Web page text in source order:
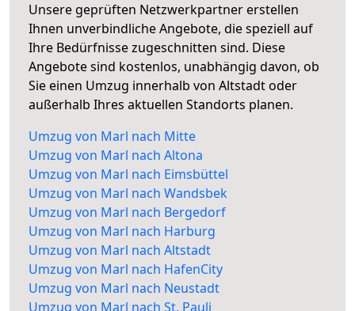
Unsere geprüften Netzwerkpartner erstellen
Ihnen unverbindliche Angebote, die speziell auf
Ihre Bedürfnisse zugeschnitten sind. Diese
Angebote sind kostenlos, unabhängig davon, ob
Sie einen Umzug innerhalb von Altstadt oder
außerhalb Ihres aktuellen Standorts planen.
Umzug von Marl nach Mitte
Umzug von Marl nach Altona
Umzug von Marl nach Eimsbüttel
Umzug von Marl nach Wandsbek
Umzug von Marl nach Bergedorf
Umzug von Marl nach Harburg
Umzug von Marl nach Altstadt
Umzug von Marl nach HafenCity
Umzug von Marl nach Neustadt
Umzug von Marl nach St. Pauli